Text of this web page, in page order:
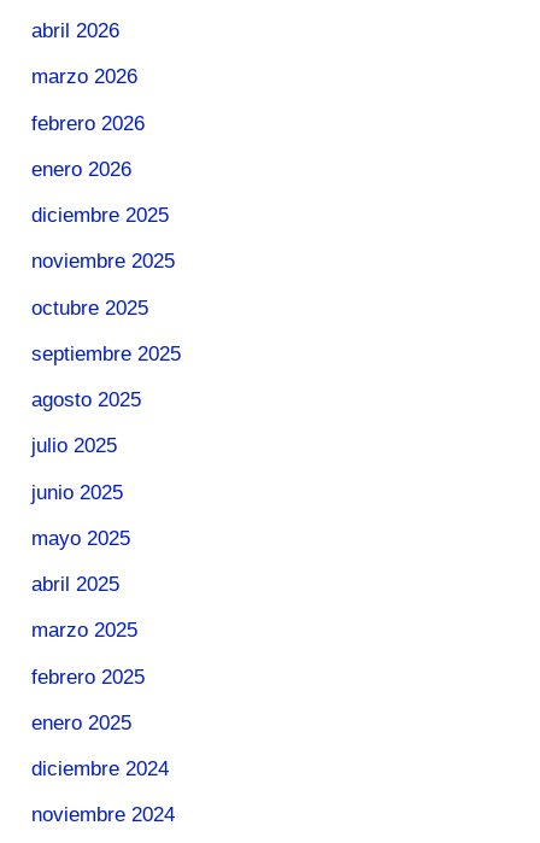
abril 2026
marzo 2026
febrero 2026
enero 2026
diciembre 2025
noviembre 2025
octubre 2025
septiembre 2025
agosto 2025
julio 2025
junio 2025
mayo 2025
abril 2025
marzo 2025
febrero 2025
enero 2025
diciembre 2024
noviembre 2024